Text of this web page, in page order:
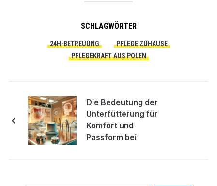
SCHLAGWÖRTER
24H-BETREUUNG
PFLEGE ZUHAUSE
PFLEGEKRAFT AUS POLEN
Die Bedeutung der
Unterfütterung für
Komfort und
Passform bei